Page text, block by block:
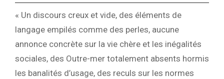
« Un discours creux et vide, des éléments de
langage empilés comme des perles, aucune
annonce concrète sur la vie chère et les inégalités
sociales, des Outre-mer totalement absents hormis
les banalités d’usage, des reculs sur les normes